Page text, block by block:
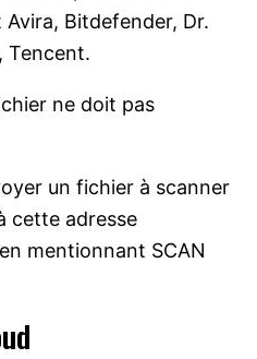
Bitdefender, Dr.
Tencent.
ne doit pas
un fichier à scanner
cette adresse
en mentionnant SCAN